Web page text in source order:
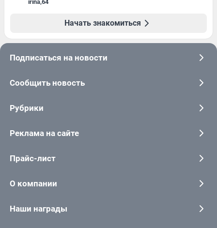
irina,64
Начать знакомиться
Подписаться на новости
Сообщить новость
Рубрики
Реклама на сайте
Прайс-лист
О компании
Наши награды